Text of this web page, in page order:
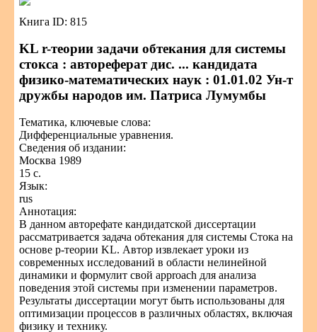
Книга ID: 815
KL r-теории задачи обтекания для системы
стокса : автореферат дис. ... кандидата
физико-математических наук : 01.01.02 Ун-т
дружбы народов им. Патриса Лумумбы
Тематика, ключевые слова:
Дифференциальные уравнения.
Сведения об издании:
Москва 1989
15 с.
Язык:
rus
Аннотация:
В данном авторефате кандидатской диссертации
рассматривается задача обтекания для системы Стока на
основе р-теории KL. Автор извлекает уроки из
современных исследований в области нелинейной
динамики и формулит свой approach для анализа
поведения этой системы при изменении параметров.
Результаты диссертации могут быть использованы для
оптимизации процессов в различных областях, включая
физику и технику.